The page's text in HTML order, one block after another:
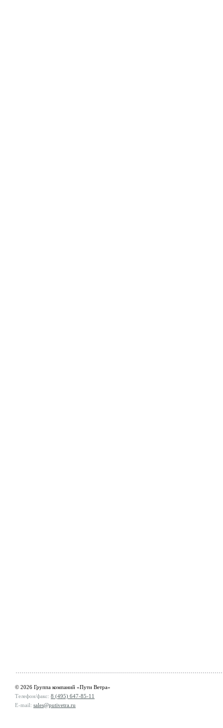
© 2026 Группа компаний «Пути Ветра»
Телефон/факс: 8 (495) 647-85-11
E-mail: sales@putivetra.ru